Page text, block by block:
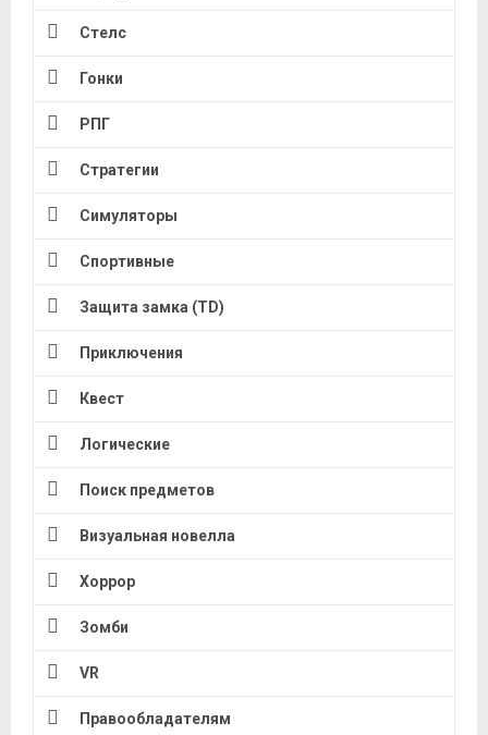
Стелс
Гонки
РПГ
Стратегии
Симуляторы
Спортивные
Защита замка (TD)
Приключения
Квест
Логические
Поиск предметов
Визуальная новелла
Хоррор
Зомби
VR
Правообладателям